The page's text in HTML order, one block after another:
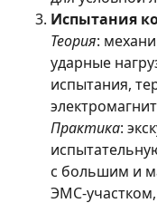
Испытания
Теория:
ударные
испытания,
Практика:
с большим и
ЭМС-